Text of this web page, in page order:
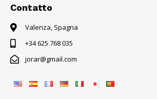
Contatto
Valenza, Spagna
+34 625 768 035
jorar@gmail.com